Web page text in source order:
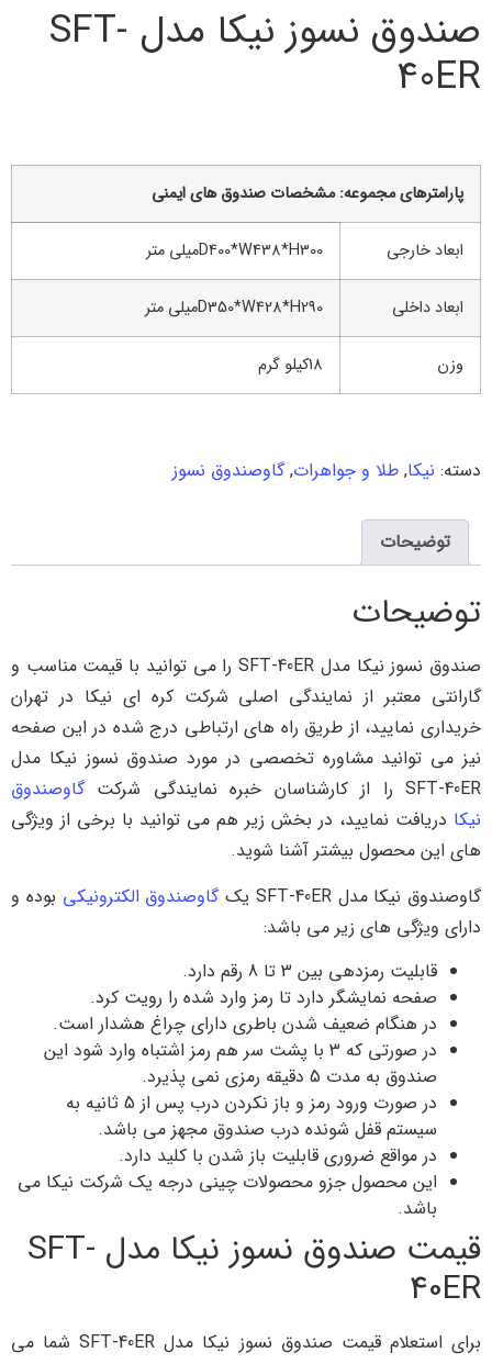
صندوق نسوز نیکا مدل SFT-
40ER
پارامترهاي مجموعه: مشخصات صندوق های ایمنی
ابعاد خارجی D400*W438*H300میلی متر
ابعاد داخلی D350*W428*H290میلی متر
وزن 18کیلو گرم
دسته: نیکا, طلا و جواهرات,گاوصندوق نسوز
توضیحات
توضیحات
صندوق نسوز نیکا مدل SFT-40ER را می توانید با قیمت مناسب و
گارانتی معتبر از نمایندگی اصلی شرکت کره ای نیکا در تهران
خریداری نمایید، از طریق راه های ارتباطی درج شده در این صفحه
نیز می توانید مشاوره تخصصی در مورد صندوق نسوز نیکا مدل
SFT-40ER را از کارشناسان خبره نمایندگی شرکت
گاوصندوق
نیکا دریافت نمایید، در بخش زیر هم می توانید با برخی از ویژگی
های این محصول بیشتر آشنا شوید.
گاوصندوق نیکا مدل SFT-40ER یک
گاوصندوق الکترونیکی بوده و
دارای ویژگی های زیر می باشد:
قابلیت رمزدهی بین 3 تا 8 رقم دارد.
صفحه نمایشگر دارد تا رمز وارد شده را رویت کرد.
در هنگام ضعیف شدن باطری دارای چراغ هشدار است.
در صورتی که 3 با پشت سر هم رمز اشتباه وارد شود این
صندوق به مدت 5 دقیقه رمزی نمی پذیرد.
در صورت ورود رمز و باز نکردن درب پس از 5 ثانیه به
سیستم قفل شونده درب صندوق مجهز می باشد.
در مواقع ضروری قابلیت باز شدن با کلید دارد.
این محصول جزو محصولات چینی درجه یک شرکت نیکا می
باشد.
قیمت صندوق نسوز نیکا مدل SFT-
40ER
برای استعلام قیمت صندوق نسوز نیکا مدل SFT-40ER شما می